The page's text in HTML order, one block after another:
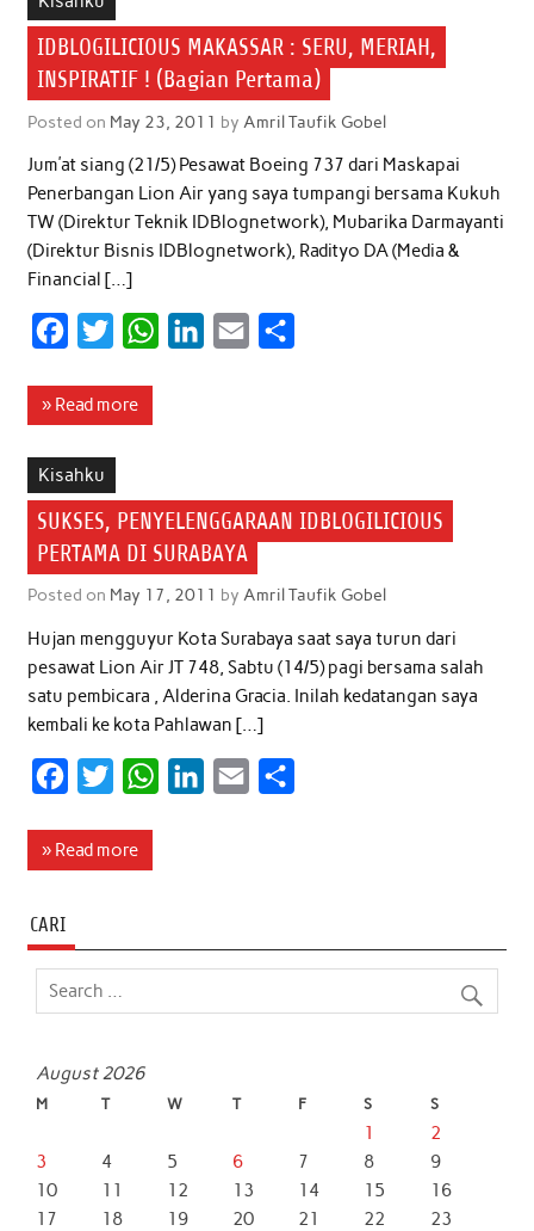
o
o
k
e
r
A
p
p
d
I
n
IDBLOGILICIOUS MAKASSAR : SERU, MERIAH,
INSPIRATIF ! (Bagian Pertama)
Posted on May 23, 2011 by Amril Taufik Gobel
Jum’at siang (21/5) Pesawat Boeing 737 dari Maskapai
Penerbangan Lion Air yang saya tumpangi bersama Kukuh
TW (Direktur Teknik IDBlognetwork), Mubarika Darmayanti
(Direktur Bisnis IDBlognetwork), Radityo DA (Media &
Financial […]
c
b
o
o
k
i
e
r
W
A
p
p
d
I
n
» Read more
Kisahku
SUKSES, PENYELENGGARAAN IDBLOGILICIOUS
PERTAMA DI SURABAYA
Posted on May 17, 2011 by Amril Taufik Gobel
Hujan mengguyur Kota Surabaya saat saya turun dari
pesawat Lion Air JT 748, Sabtu (14/5) pagi bersama salah
satu pembicara , Alderina Gracia. Inilah kedatangan saya
kembali ke kota Pahlawan […]
c
o
o
i
e
r
W
A
d
» Read more
CARI
August 2026
M T W T F S S
1
2
3
4 5 6 7 8
9
10
11 12 13 14 15
16
17
18 19 20 21 22
23